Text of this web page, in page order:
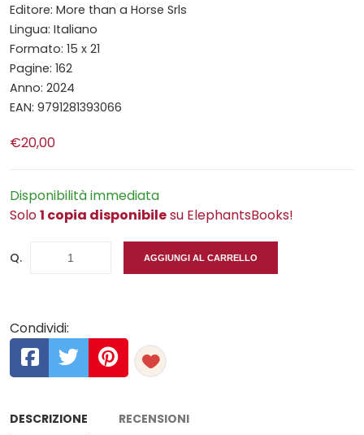
Editore: More than a Horse Srls
Lingua: Italiano
Formato: 15 x 21
Pagine: 162
Anno: 2024
EAN: 9791281393066
€20,00
Disponibilità immediata
Solo1 copia disponibilesu ElephantsBooks!
Q. AGGIUNGI AL CARRELLO
Condividi:
DESCRIZIONE RECENSIONI